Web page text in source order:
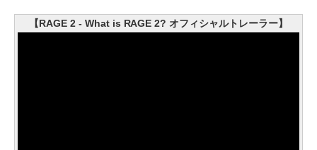
【RAGE 2 - What is RAGE 2? オフィシャルトレーラー】